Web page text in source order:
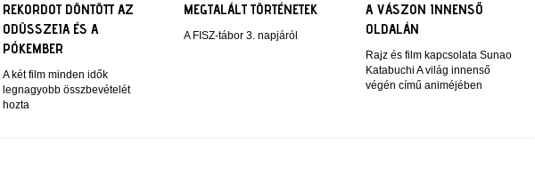
REKORDOT DÖNTÖTT AZ
ODÜSSZEIA ÉS A
PÓKEMBER
A két film minden idők
legnagyobb összbevételét
hozta
MEGTALÁLT TÖRTÉNETEK
A FISZ-tábor 3. napjáról
A VÁSZON INNENSŐ
OLDALÁN
Rajz és film kapcsolata Sunao
Katabuchi A világ innenső
végén című animéjében